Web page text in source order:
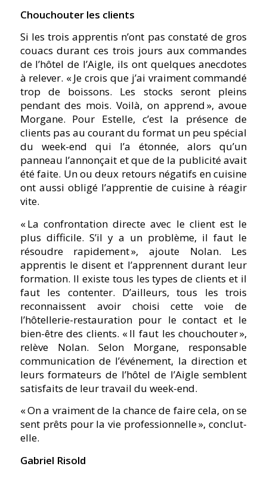
Chouchouter les clients
Si les trois apprentis n’ont pas constaté de gros
couacs durant ces trois jours aux commandes
de l’hôtel de l’Aigle, ils ont quelques anecdotes
à relever. « Je crois que j’ai vraiment commandé
trop de boissons. Les stocks seront pleins
pendant des mois. Voilà, on apprend », avoue
Morgane. Pour Estelle, c’est la présence de
clients pas au courant du format un peu spécial
du week-end qui l’a étonnée, alors qu’un
panneau l’annonçait et que de la publicité avait
été faite. Un ou deux retours négatifs en cuisine
ont aussi obligé l’apprentie de cuisine à réagir
vite.
« La confrontation directe avec le client est le
plus difficile. S’il y a un problème, il faut le
résoudre rapidement », ajoute Nolan. Les
apprentis le disent et l’apprennent durant leur
formation. Il existe tous les types de clients et il
faut les contenter. D’ailleurs, tous les trois
reconnaissent avoir choisi cette voie de
l’hôtellerie-restauration pour le contact et le
bien-être des clients. « Il faut les chouchouter »,
relève Nolan. Selon Morgane, responsable
communication de l’événement, la direction et
leurs formateurs de l’hôtel de l’Aigle semblent
satisfaits de leur travail du week-end.
« On a vraiment de la chance de faire cela, on se
sent prêts pour la vie professionnelle », conclut-
elle.
Gabriel Risold